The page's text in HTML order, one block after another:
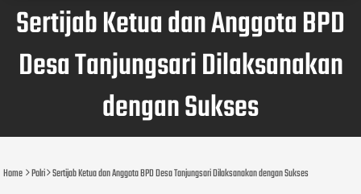
Sertijab Ketua dan Anggota BPD
Desa Tanjungsari Dilaksanakan
dengan Sukses
Home Polri Sertijab Ketua dan Anggota BPD Desa Tanjungsari Dilaksanakan dengan Sukses